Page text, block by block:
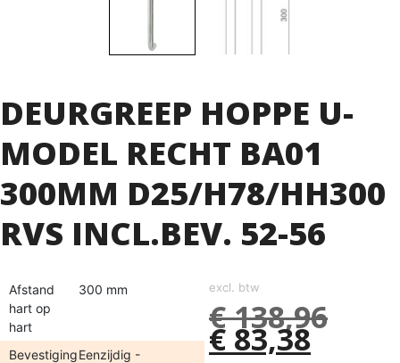
DEURGREEP HOPPE U-
MODEL RECHT BA01
300MM D25/H78/HH300
RVS INCL.BEV. 52-56
Afstand
hart op
hart
300 mm
BevestigingEenzijdig -
excl. btw
€138,96
€ 83,38